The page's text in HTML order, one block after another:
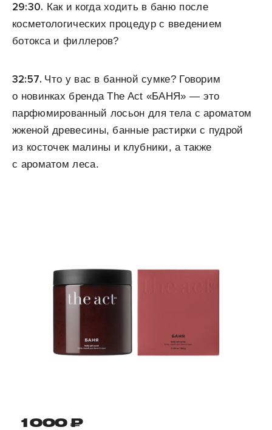
29:30. Как и когда ходить в баню после
косметологических процедур с введением
ботокса и филлеров?
32:57. Что у вас в банной сумке? Говорим
о новинках бренда The Act «БАНЯ» — это
парфюмированный лосьон для тела с ароматом
жженой древесины, банные растирки с пудрой
из косточек малины и клубники, а также
с ароматом леса.
1 000 ₽